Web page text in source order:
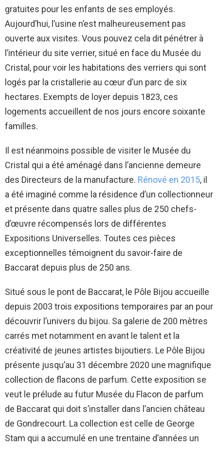
gratuites pour les enfants de ses employés.
Aujourd’hui, l’usine n’est malheureusement pas
ouverte aux visites. Vous pouvez cela dit pénétrer à
l’intérieur du site verrier, situé en face du Musée du
Cristal, pour voir les habitations des verriers qui sont
logés par la cristallerie au cœur d’un parc de six
hectares. Exempts de loyer depuis 1823, ces
logements accueillent de nos jours encore soixante
familles.
Il est néanmoins possible de visiter le Musée du
Cristal qui a été aménagé dans l’ancienne demeure
des Directeurs de la manufacture. Rénové en 2015, il
a été imaginé comme la résidence d’un collectionneur
et présente dans quatre salles plus de 250 chefs-
d’œuvre récompensés lors de différentes
Expositions Universelles. Toutes ces pièces
exceptionnelles témoignent du savoir-faire de
Baccarat depuis plus de 250 ans.
Situé sous le pont de Baccarat, le Pôle Bijou accueille
depuis 2003 trois expositions temporaires par an pour
découvrir l’univers du bijou. Sa galerie de 200 mètres
carrés met notamment en avant le talent et la
créativité de jeunes artistes bijoutiers. Le Pôle Bijou
présente jusqu’au 31 décembre 2020 une magnifique
collection de flacons de parfum. Cette exposition se
veut le prélude au futur Musée du Flacon de parfum
de Baccarat qui doit s’installer dans l’ancien château
de Gondrecourt. La collection est celle de George
Stam qui a accumulé en une trentaine d’années un